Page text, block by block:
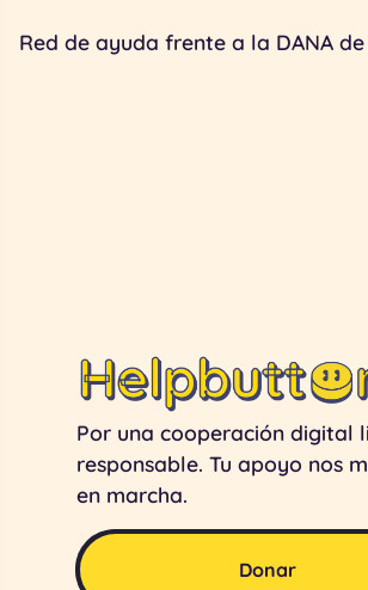
Red de ayuda frente a la DANA
Por una cooperación digital
responsable. Tu apoyo nos
en marcha.
Donar